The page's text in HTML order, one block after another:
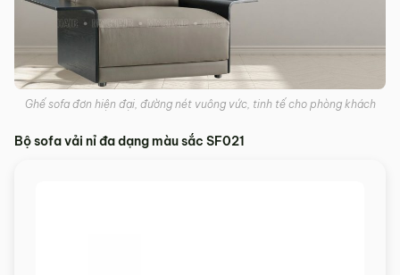
Ghế sofa đơn hiện đại, đường nét vuông vức, tinh tế cho phòng khách
Bộ sofa vải nỉ đa dạng màu sắc SF021